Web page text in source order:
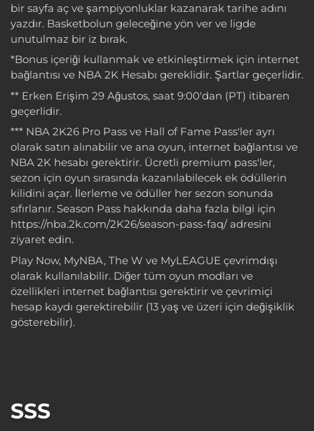
bir sayfa aç ve şampiyonluklar kazanarak tarihe adını
yazdır. Basketbolun geleceğine yön ver ve ligde
unutulmaz bir iz bırak.
*Bonus içeriği kullanmak ve etkinleştirmek için internet
bağlantısı ve NBA 2K Hesabı gereklidir. Şartlar geçerlidir.
** Erken Erişim 29 Ağustos, saat 9:00'dan (PT) itibaren
geçerlidir.
*** NBA 2K26 Pro Pass ve Hall of Fame Pass'ler ayrı
olarak satın alınabilir ve ana oyun, internet bağlantısı ve
NBA 2K hesabı gerektirir. Ücretli premium pass'ler,
sezon için oyun sırasında kazanılabilecek ek ödüllerin
kilidini açar. İlerleme ve ödüller her sezon sonunda
sıfırlanır. Season Pass hakkında daha fazla bilgi için
https://nba.2k.com/2K26/season-pass-faq/ adresini
ziyaret edin.
Play Now, MyNBA, The W ve MyLEAGUE çevrimdışı
olarak kullanılabilir. Diğer tüm oyun modları ve
özellikleri internet bağlantısı gerektirir ve çevrimiçi
hesap kaydı gerektirebilir (13 yaş ve üzeri için değişiklik
gösterebilir).
SSS